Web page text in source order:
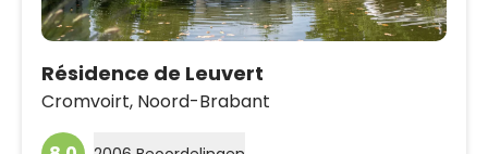
Résidence de Leuvert
Cromvoirt, Noord-Brabant